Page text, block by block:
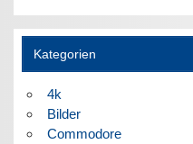
Kategorien
4k
Bilder
Commodore